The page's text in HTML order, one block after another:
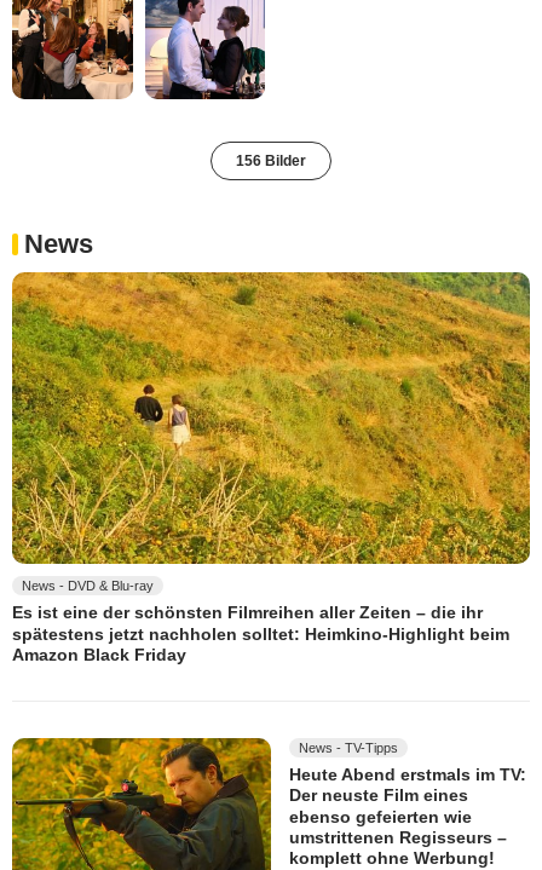
156 Bilder
News
News - DVD & Blu-ray
Es ist eine der schönsten Filmreihen aller Zeiten – die ihr
spätestens jetzt nachholen solltet: Heimkino-Highlight beim
Amazon Black Friday
News - TV-Tipps
Heute Abend erstmals im TV:
Der neuste Film eines
ebenso gefeierten wie
umstrittenen Regisseurs –
komplett ohne Werbung!